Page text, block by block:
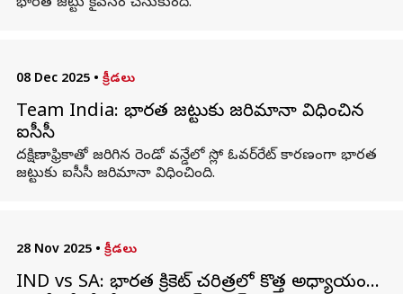
08 Dec 2025 • క్రీడలు
Team India: భారత జట్టుకు జరిమానా విధించిన
ఐసీసీ
దక్షిణాఫ్రికాతో జరిగిన రెండో వన్డేలో స్లో ఓవర్‌రేట్ కారణంగా భారత
జట్టుకు ఐసీసీ జరిమానా విధించింది.
28 Nov 2025 • క్రీడలు
IND vs SA: భారత క్రికెట్ చరిత్రలో కొత్త అధ్యాయం…